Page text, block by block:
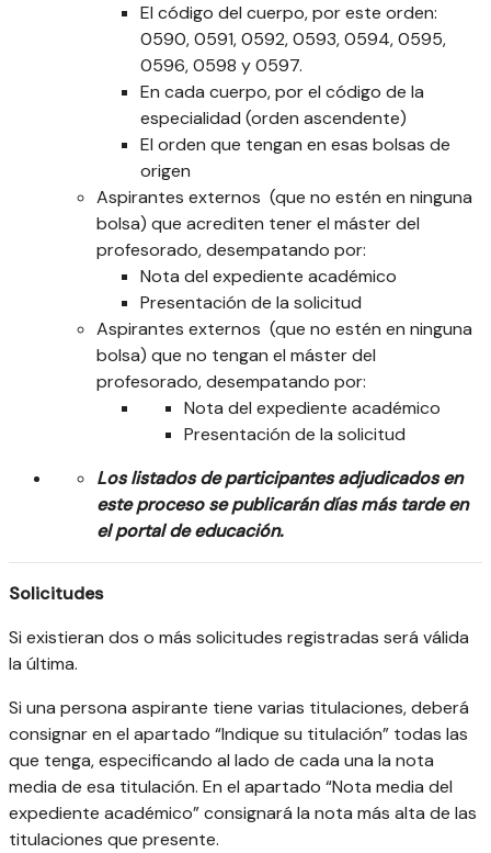
El código del cuerpo, por este orden:
0590, 0591, 0592, 0593, 0594, 0595,
0596, 0598 y 0597.
En cada cuerpo, por el código de la
especialidad (orden ascendente)
El orden que tengan en esas bolsas de
origen
Aspirantes externos (que no estén en ninguna
bolsa) que acrediten tener el máster del
profesorado, desempatando por:
Nota del expediente académico
Presentación de la solicitud
Aspirantes externos (que no estén en ninguna
bolsa) que no tengan el máster del
profesorado, desempatando por:
Nota del expediente académico
Presentación de la solicitud
Los listados de participantes adjudicados en
este proceso se publicarán días más tarde en
el portal de educación.
Solicitudes
Si existieran dos o más solicitudes registradas será válida
la última.
Si una persona aspirante tiene varias titulaciones, deberá
consignar en el apartado “Indique su titulación” todas las
que tenga, especificando al lado de cada una la nota
media de esa titulación. En el apartado “Nota media del
expediente académico” consignará la nota más alta de las
titulaciones que presente.